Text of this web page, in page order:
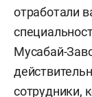
отработали
Мусабай-
сотрудники,